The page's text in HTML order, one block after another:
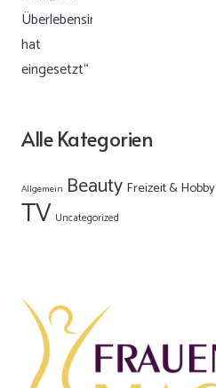
Alle Kategorien
Allgemein Beauty Freizeit & Hobby
TV Uncategorized